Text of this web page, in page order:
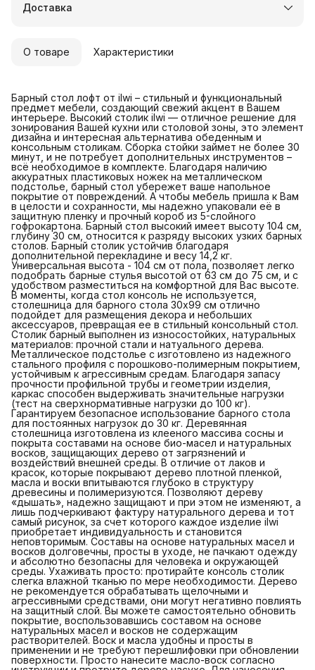
Доставка
О товаре Характеристики
Барный стол лофт от ilwi – стильный и функциональный
предмет мебели, создающий свежий акцент в Вашем
интерьере. Высокий столик ilwi — отличное решение для
зонирования Вашей кухни или столовой зоны, это элемент
дизайна и интересная альтернатива обеденным и
консольным столикам. Сборка стойки займет не более 30
минут, и не потребует дополнительных инструментов –
всё необходимое в комплекте. Благодаря наличию
аккуратных пластиковых ножек на металлическом
подстолье, барный стол убережет ваше напольное
покрытие от повреждений. А чтобы мебель пришла к Вам
в целости и сохранности, мы надежно упаковали её в
защитную пленку и прочный короб из 5-слойного
гофрокартона. Барный стол высокий имеет высоту 104 см,
глубину 30 см, относится к разряду высоких узких барных
столов. Барный столик устойчив благодаря
дополнительной перекладине и весу 14,2 кг.
Универсальная высота - 104 см от пола, позволяет легко
подобрать барные стулья высотой от 63 см до 75 см, и с
удобством разместиться на комфортной для Вас высоте.
В моменты, когда стол консоль не используется,
столешница для барного стола 30х99 см отлично
подойдет для размещения декора и небольших
аксессуаров, превращая ее в стильный консольный стол.
Столик барный выполнен из износостойких, натуральных
материалов: прочной стали и натуального дерева.
Металлическое подстолье с изготовлено из надежного
стального профиля с порошково-полимерным покрытием,
устойчивым к агрессивным средам. Благодаря запасу
прочности профильной трубы и геометрии изделия,
каркас способен выдерживать значительные нагрузки
(тест на сверхнормативные нагрузки до 100 кг).
Гарантируем безопасное использование барного стола
для постоянных нагрузок до 30 кг. Деревянная
столешница изготовлена из клееного массива сосны и
покрыта составами на основе био-масел и натуральных
восков, защищающих дерево от загрязнений и
воздействий внешней среды. В отличие от лаков и
красок, которые покрывают дерево плотной пленкой,
масла и воски впитываются глубоко в структуру
древесины и полимеризуются. Позволяют дереву
«дышать», надежно защищают и при этом не изменяют, а
лишь подчеркивают фактуру натурального дерева и тот
самый рисунок, за счет которого каждое изделие ilwi
приобретает индивидуальность и становится
неповторимым. Составы на основе натуральных масел и
восков долговечны, просты в уходе, не пачкают одежду
и абсолютно безопасны для человека и окружающей
среды. Ухаживать просто: протирайте консоль столик
слегка влажной тканью по мере необходимости. Дерево
не рекомендуется обрабатывать щелочными и
агрессивными средствами, они могут негативно повлиять
на защитный слой. Вы можете самостоятельно обновить
покрытие, воспользовавшись составом на основе
натуральных масел и восков не содержащим
растворителей. Воск и масла удобны и просты в
применении и не требуют перешлифовки при обновлении
поверхности. Просто нанесите масло-воск согласно